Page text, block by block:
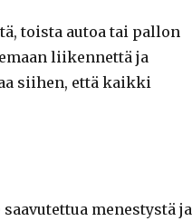
toista autoa tai pallon
liikennettä ja
siihen, että kaikki
menestystä ja